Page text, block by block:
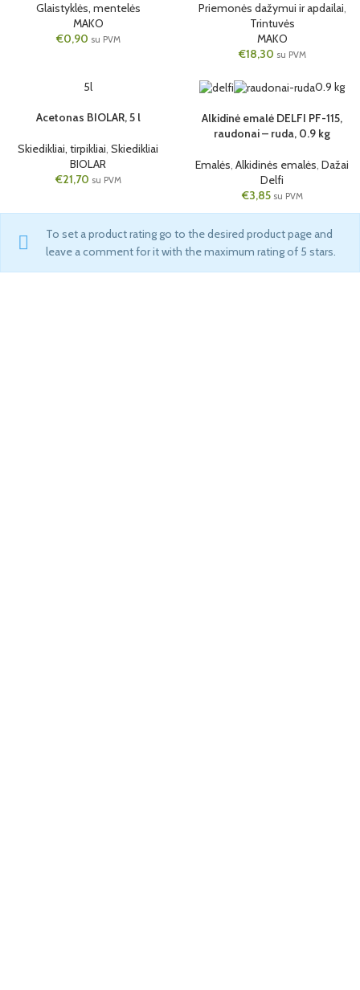
Glaistyklės, mentelės
MAKO
€0,90 su PVM
Priemonės dažymui ir apdailai,
Trintuvės
MAKO
€18,30 su PVM
5l
Acetonas BIOLAR, 5 l
Skiedikliai, tirpikliai, Skiedikliai
BIOLAR
€21,70 su PVM
0.9 kg
Alkidinė emalė DELFI PF-115,
raudonai – ruda, 0.9 kg
Emalės, Alkidinės emalės, Dažai
Delfi
€3,85 su PVM
To set a product rating go to the desired product page and
leave a comment for it with the maximum rating of 5 stars.